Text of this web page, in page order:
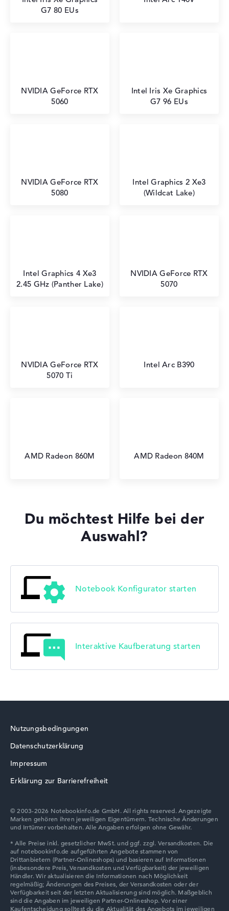
G7 80 EUs
NVIDIA GeForce RTX
5060
Intel Iris Xe Graphics
G7 96 EUs
NVIDIA GeForce RTX
5080
Intel Graphics 2 Xe3
(Wildcat Lake)
Intel Graphics 4 Xe3
2.45 GHz (Panther Lake)
NVIDIA GeForce RTX
5070
NVIDIA GeForce RTX
5070 Ti
Intel Arc B390
AMD Radeon 860M AMD Radeon 840M
Du möchtest Hilfe bei der
Auswahl?
Notebook Konfigurator starten
Interaktive Kaufberatung starten
Nutzungsbedingungen
Datenschutzerklärung
Impressum
Erklärung zur Barrierefreiheit
© 2003-2026 Notebookinfo.de GmbH. All rights reserved. Angezeigte
Marken gehören ihren jeweiligen Eigentümern. Technische Änderungen
und Irrtümer vorbehalten. Alle Angaben erfolgen ohne Gewähr.